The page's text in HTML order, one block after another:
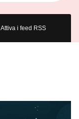
Attiva i feed RSS